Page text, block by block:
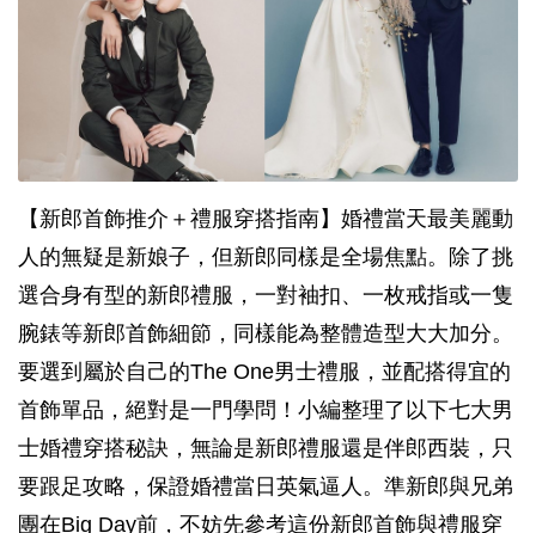
【新郎首飾推介＋禮服穿搭指南】婚禮當天最美麗動
人的無疑是新娘子，但新郎同樣是全場焦點。除了挑
選合身有型的新郎禮服，一對袖扣、一枚戒指或一隻
腕錶等新郎首飾細節，同樣能為整體造型大大加分。
要選到屬於自己的The One男士禮服，並配搭得宜的
首飾單品，絕對是一門學問！小編整理了以下七大男
士婚禮穿搭秘訣，無論是新郎禮服還是伴郎西裝，只
要跟足攻略，保證婚禮當日英氣逼人。準新郎與兄弟
團在Big Day前，不妨先參考這份新郎首飾與禮服穿